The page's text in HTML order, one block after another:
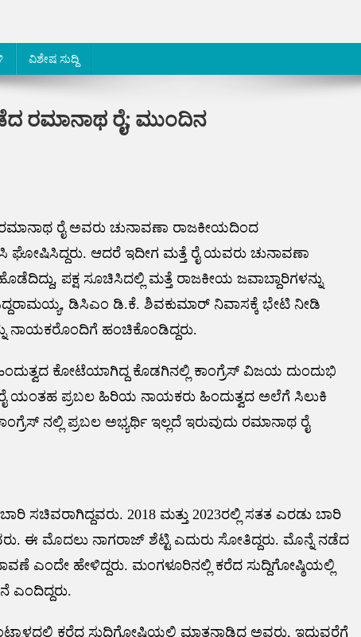
ವಿಶೇಷ ಸುದ್ದಿ
ರಮಾನಾಥ ರೈ; ಮುಂದಿನ
ರೈ ಅವರು ಚುನಾವಣಾ ರಾಜಕೀಯದಿಂದ
ಘೋಷಿಸಿದ್ದರು. ಆದರೆ ಇದೀಗ ಮತ್ತೆ ರೈ ಯವರು ಚುನಾವಣಾ
ಪಕ್ಷ ಸೂಚಿಸಿದಲ್ಲಿ ಮತ್ತೆ ರಾಜಕೀಯ ಜವಾಬ್ದಾರಿಗಳನ್ನು
ಡಿಸಿಎಂ ಡಿ.ಕೆ. ಶಿವಕುಮಾರ್ ನಿವಾಸಕ್ಕೆ ಭೇಟಿ ನೀಡಿ
ನಾಯಕರೊಂದಿಗೆ ಹಂಚಿಕೊಂಡಿದ್ದರು.
ಕೋಟೆಯಾಗಿದ್ದ ಕೊಡಗಿನಲ್ಲಿ ಕಾಂಗ್ರೆಸ್ ವಿಜಯ ದುಂದುಭಿ
ರೈ ಯಂತಹ ಪ್ರಬಲ ಹಿರಿಯ ನಾಯಕರು ಹಿಂದುತ್ವದ ಅಲೆಗೆ ಸಿಲುಕಿ
ನಲ್ಲಿ ಪ್ರಬಲ ಅಭ್ಯರ್ಥಿ ಇಲ್ಲದೆ ಇರುವುದು ರಮಾನಾಥ ರೈ
ಸಚಿವರಾಗಿದ್ದವರು. 2018 ಮತ್ತು 2023ರಲ್ಲಿ ಸತತ ಎರಡು ಬಾರಿ
ಮೊದಲು ನಾಗರಾಜ್ ಶೆಟ್ಟಿ ಎದುರು ಸೋತಿದ್ದರು. ಮೊನ್ನೆ ನಡೆದ
ಎಂದೇ ಹೇಳಿದ್ದರು. ಮಂಗಳೂರಿನಲ್ಲಿ ಕರೆದ ಸುದ್ದಿಗೋಷ್ಠಿಯಲ್ಲಿ
ಎಂದಿದ್ದರು.
ಕರೆದ ಸುದ್ದಿಗೋಷ್ಠಿಯಲ್ಲಿ ಮಾತನಾಡಿದ ಅವರು, ಇದುವರೆಗೆ